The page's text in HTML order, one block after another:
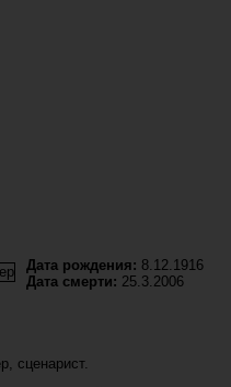
Дата рождения: 8.12.1916
Дата смерти: 25.3.2006
сценарист.